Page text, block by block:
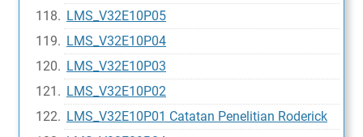
LMS_V32E10P05
LMS_V32E10P04
LMS_V32E10P03
LMS_V32E10P02
LMS_V32E10P01 Catatan Penelitian Roderick